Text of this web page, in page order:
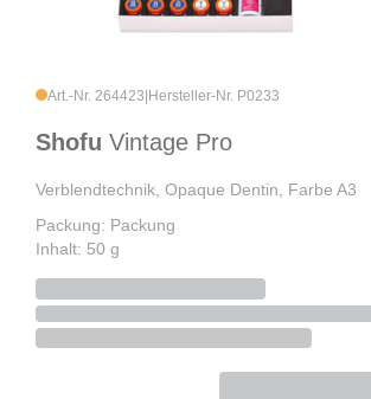
Art.-Nr. 264423 Hersteller-Nr. P0233
Shofu Vintage Pro
Verblendtechnik, Opaque Dentin, Farbe A3
Packung: Packung
Inhalt: 50 g